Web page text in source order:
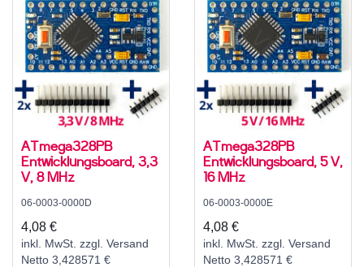
ATmega328PB
Entwicklungsboard, 3,3
V, 8 MHz
06-0003-0000D
4,08 €
inkl. MwSt. zzgl. Versand
Netto 3,428571 €
ATmega328PB
Entwicklungsboard, 5 V,
16 MHz
06-0003-0000E
4,08 €
inkl. MwSt. zzgl. Versand
Netto 3,428571 €